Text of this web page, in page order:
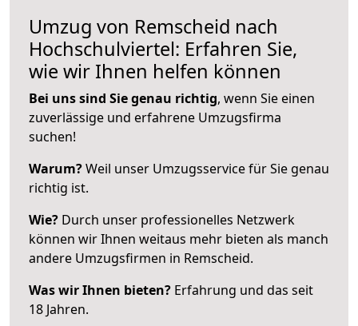
Umzug von Remscheid nach
Hochschulviertel: Erfahren Sie,
wie wir Ihnen helfen können
Bei uns sind Sie genau richtig, wenn Sie einen
zuverlässige und erfahrene Umzugsfirma
suchen!
Warum?Weil unser Umzugsservice für Sie genau
richtig ist.
Wie? Durch unser professionelles Netzwerk
können wir Ihnen weitaus mehr bieten als manch
andere Umzugsfirmen in Remscheid.
Was wir Ihnen bieten? Erfahrung und das seit
18 Jahren.